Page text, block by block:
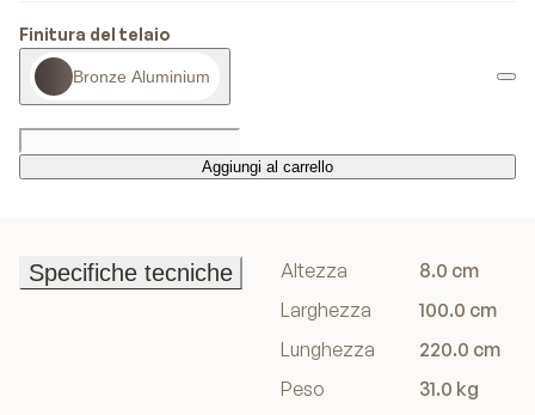
Finitura del telaio
Bronze Aluminium
Aggiungi al carrello
Aggiungi al carrello
Specifiche tecniche
Altezza
8.0 cm
Larghezza
100.0 cm
Lunghezza
220.0 cm
Peso
31.0 kg